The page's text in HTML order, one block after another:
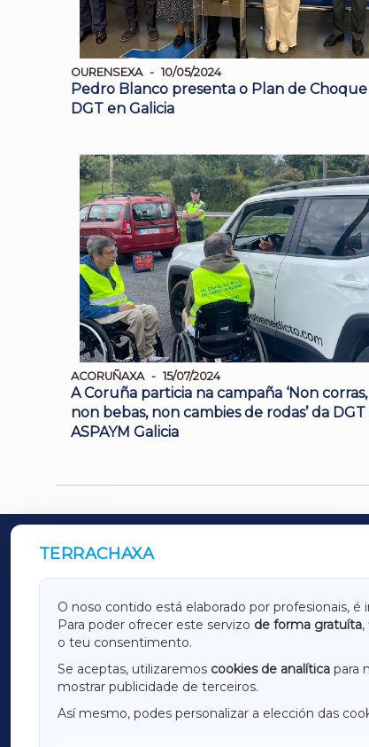
OURENSEXA 10/05/2024
Pedro Blanco presenta o Plan de
DGT en Galicia
ACORUÑAXA 15/07/2024
A Coruña particia na campaña ‘Non corras,
non bebas, non cambies de rodas’ da DGT
ASPAYM Galicia
TERRACHAXA
O noso contido está elaborado por profesionais,
Para poder ofrecer este servizo de forma gratuíta
o teu consentimento.
Se aceptas, utilizaremos cookies de analítica para
mostrar publicidade de terceiros.
Así mesmo, podes personalizar a elección das
OUTROS PERIÓDICOS
GALICIAXA
AMARIÑAXA
OURENSEXA